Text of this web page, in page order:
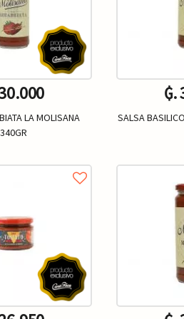
LA MOLISANA
340GR
+
₲.
SALSA